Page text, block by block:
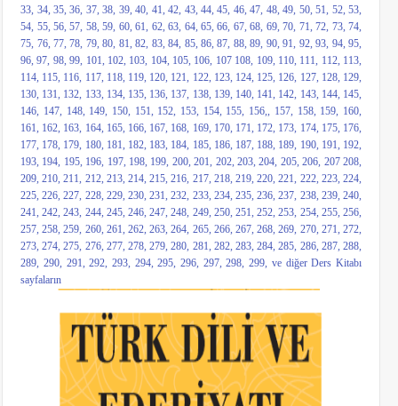
33, 34, 35, 36, 37, 38, 39, 40, 41, 42, 43, 44, 45, 46, 47, 48, 49, 50, 51, 52, 53,
54, 55, 56, 57, 58, 59, 60, 61, 62, 63, 64, 65, 66, 67, 68, 69, 70, 71, 72, 73, 74,
75, 76, 77, 78, 79, 80, 81, 82, 83, 84, 85, 86, 87, 88, 89, 90, 91, 92, 93, 94, 95,
96, 97, 98, 99, 101, 102, 103, 104, 105, 106, 107 108, 109, 110, 111, 112, 113,
114, 115, 116, 117, 118, 119, 120, 121, 122, 123, 124, 125, 126, 127, 128, 129,
130, 131, 132, 133, 134, 135, 136, 137, 138, 139, 140, 141, 142, 143, 144, 145,
146, 147, 148, 149, 150, 151, 152, 153, 154, 155, 156,, 157, 158, 159, 160,
161, 162, 163, 164, 165, 166, 167, 168, 169, 170, 171, 172, 173, 174, 175, 176,
177, 178, 179, 180, 181, 182, 183, 184, 185, 186, 187, 188, 189, 190, 191, 192,
193, 194, 195, 196, 197, 198, 199, 200, 201, 202, 203, 204, 205, 206, 207 208,
209, 210, 211, 212, 213, 214, 215, 216, 217, 218, 219, 220, 221, 222, 223, 224,
225, 226, 227, 228, 229, 230, 231, 232, 233, 234, 235, 236, 237, 238, 239, 240,
241, 242, 243, 244, 245, 246, 247, 248, 249, 250, 251, 252, 253, 254, 255, 256,
257, 258, 259, 260, 261, 262, 263, 264, 265, 266, 267, 268, 269, 270, 271, 272,
273, 274, 275, 276, 277, 278, 279, 280, 281, 282, 283, 284, 285, 286, 287, 288,
289, 290, 291, 292, 293, 294, 295, 296, 297, 298, 299, ve diğer Ders Kitabı
sayfaların